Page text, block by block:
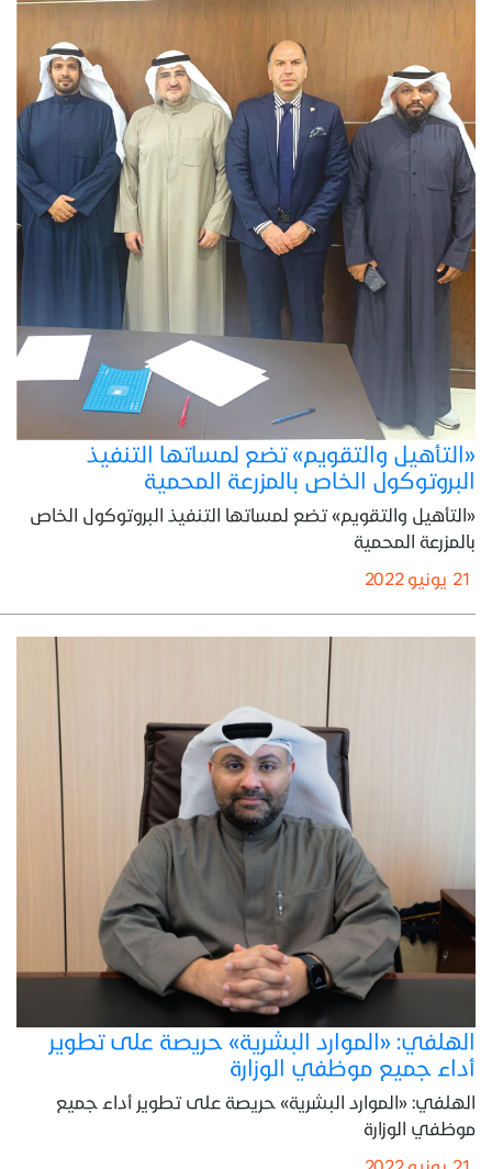
«التأهيل والتقويم» تضع لمساتها التنفيذ
البروتوكول الخاص بالمزرعة المحمية
«التأهيل والتقويم» تضع لمساتها التنفيذ البروتوكول الخاص
بالمزرعة المحمية
الهلفي: «الموارد البشرية» حريصة على تطوير
أداء جميع موظفي الوزارة
الهلفي: «الموارد البشرية» حريصة على تطوير أداء جميع
موظفي الوزارة